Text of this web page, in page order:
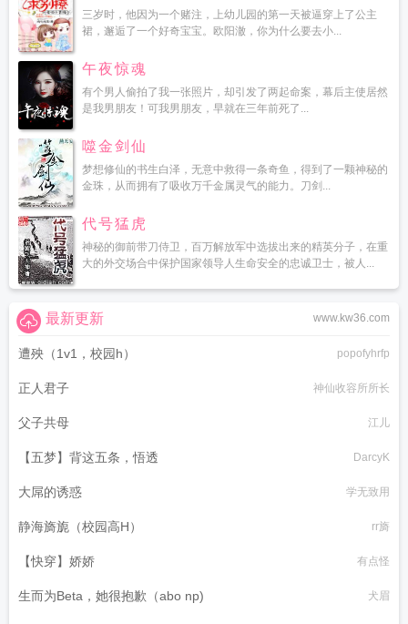
三岁时，他因为一个赌注，上幼儿园的第一天被逼穿上了公主
裙，邂逅了一个好奇宝宝。欧阳澈，你为什么要去小...
午夜惊魂
有个男人偷拍了我一张照片，却引发了两起命案，幕后主使居然
是我男朋友！可我男朋友，早就在三年前死了...
噬金剑仙
梦想修仙的书生白泽，无意中救得一条奇鱼，得到了一颗神秘的
金珠，从而拥有了吸收万千金属灵气的能力。刀剑...
代号猛虎
神秘的御前带刀侍卫，百万解放军中选拔出来的精英分子，在重
大的外交场合中保护国家领导人生命安全的忠诚卫士，被人...
www.kw36.com
最新更新
遭殃（1v1，校园h） popofyhrfp
正人君子 神仙收容所所长
父子共母 江儿
【五梦】背这五条，悟透 DarcyK
大屌的诱惑 学无致用
静海旖旎（校园高H） rr旖
【快穿】娇娇 有点怪
生而为Beta，她很抱歉（abo np) 犬眉